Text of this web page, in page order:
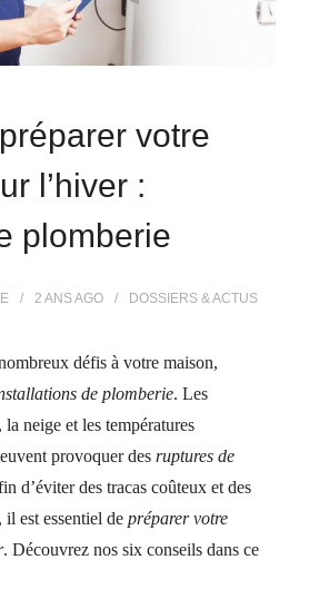
votre
l’hiver :
plomberie
2 ANSAGO DOSSIERS & ACTUS
défis à votre maison,
de plomberie. Les
neige et les températures
provoquer des ruptures de
d’éviter des tracas coûteux et des
est essentiel de préparer votre
. Découvrez nos six conseils dans ce